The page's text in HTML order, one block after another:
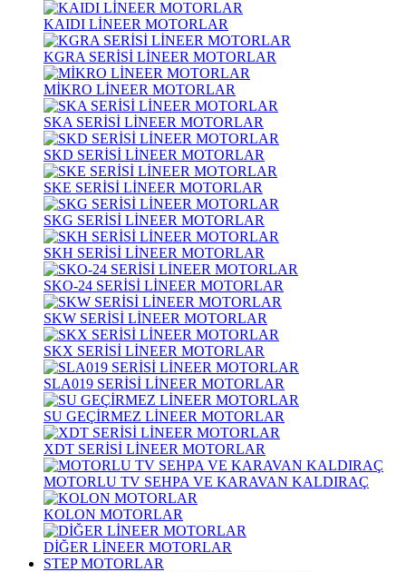
KAIDI LİNEER MOTORLAR
KGRA SERİSİ LİNEER MOTORLAR
MİKRO LİNEER MOTORLAR
SKA SERİSİ LİNEER MOTORLAR
SKD SERİSİ LİNEER MOTORLAR
SKE SERİSİ LİNEER MOTORLAR
SKG SERİSİ LİNEER MOTORLAR
SKH SERİSİ LİNEER MOTORLAR
SKO-24 SERİSİ LİNEER MOTORLAR
SKW SERİSİ LİNEER MOTORLAR
SKX SERİSİ LİNEER MOTORLAR
SLA019 SERİSİ LİNEER MOTORLAR
SU GEÇİRMEZ LİNEER MOTORLAR
XDT SERİSİ LİNEER MOTORLAR
MOTORLU TV SEHPA VE KARAVAN KALDIRAÇ
KOLON MOTORLAR
DİĞER LİNEER MOTORLAR
STEP MOTORLAR